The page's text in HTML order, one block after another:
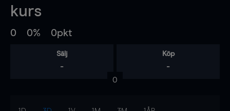
kurs
0 0% 0pkt
Sälj
-
Köp
-
0